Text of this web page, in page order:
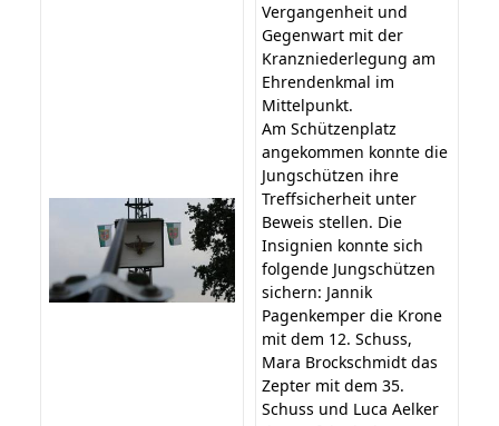
Vergangenheit und
Gegenwart mit der
Kranzniederlegung am
Ehrendenkmal im
Mittelpunkt.
Am Schützenplatz
angekommen konnte die
Jungschützen ihre
Treffsicherheit unter
Beweis stellen. Die
Insignien konnte sich
folgende Jungschützen
sichern: Jannik
Pagenkemper die Krone
mit dem 12. Schuss,
Mara Brockschmidt das
Zepter mit dem 35.
Schuss und Luca Aelker